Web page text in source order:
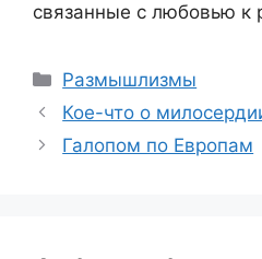
связанные с любовью к
Categories
Размышлизмы
Кое-что о
Галопом по Европам